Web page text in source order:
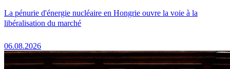
La pénurie d'énergie nucléaire en Hongrie ouvre la voie à la
libéralisation du marché
06.08.2026